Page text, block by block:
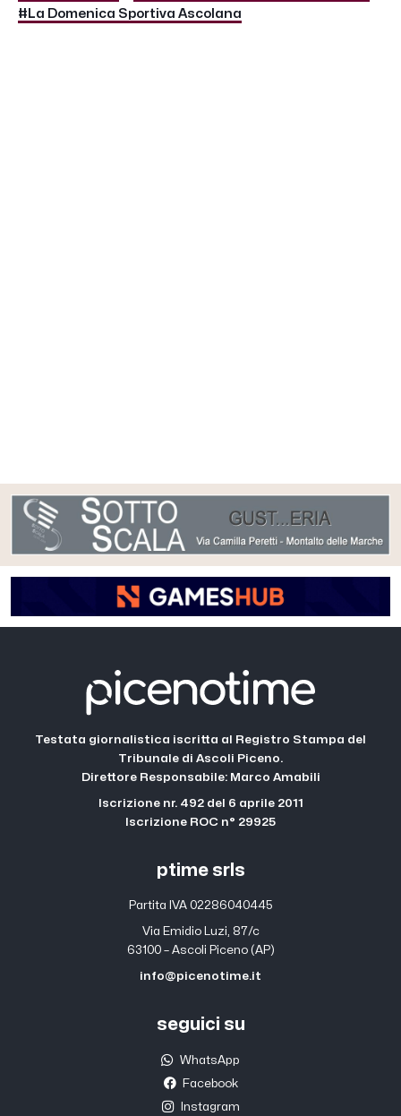
#La Domenica Sportiva Ascolana
Testata giornalistica iscritta al Registro Stampa del
Tribunale di Ascoli Piceno.
Direttore Responsabile: Marco Amabili
Iscrizione nr. 492 del 6 aprile 2011
Iscrizione ROC n° 29925
ptime srls
Partita IVA 02286040445
Via Emidio Luzi, 87/c
63100 – Ascoli Piceno (AP)
info@picenotime.it
seguici su
WhatsApp
Facebook
Instagram